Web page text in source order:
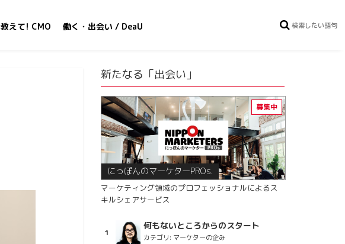
教えて! CMO 働く・出会い / DeaU
新たなる「出会い」
にっぽんのマーケターPROs.
マーケティング領域のプロフェッショナルによるス
キルシェアサービス
何もないところからのスタート
カテゴリ: マーケターの企み